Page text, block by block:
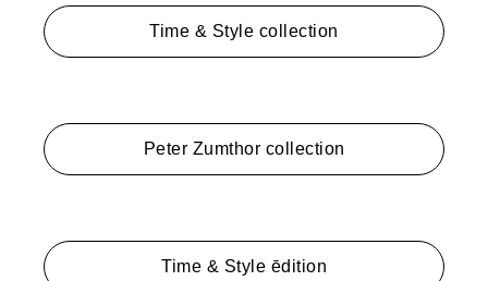
Time & Style collection
Peter Zumthor collection
Time & Style ēdition